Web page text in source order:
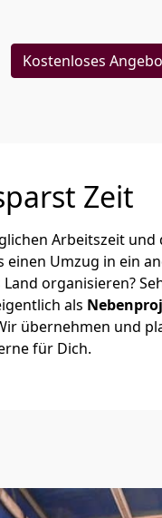
Kostenloses
Zeit
Arbeitszeit und
einen Umzug in ein
organisieren?
als
übernehmen und
für Dich.